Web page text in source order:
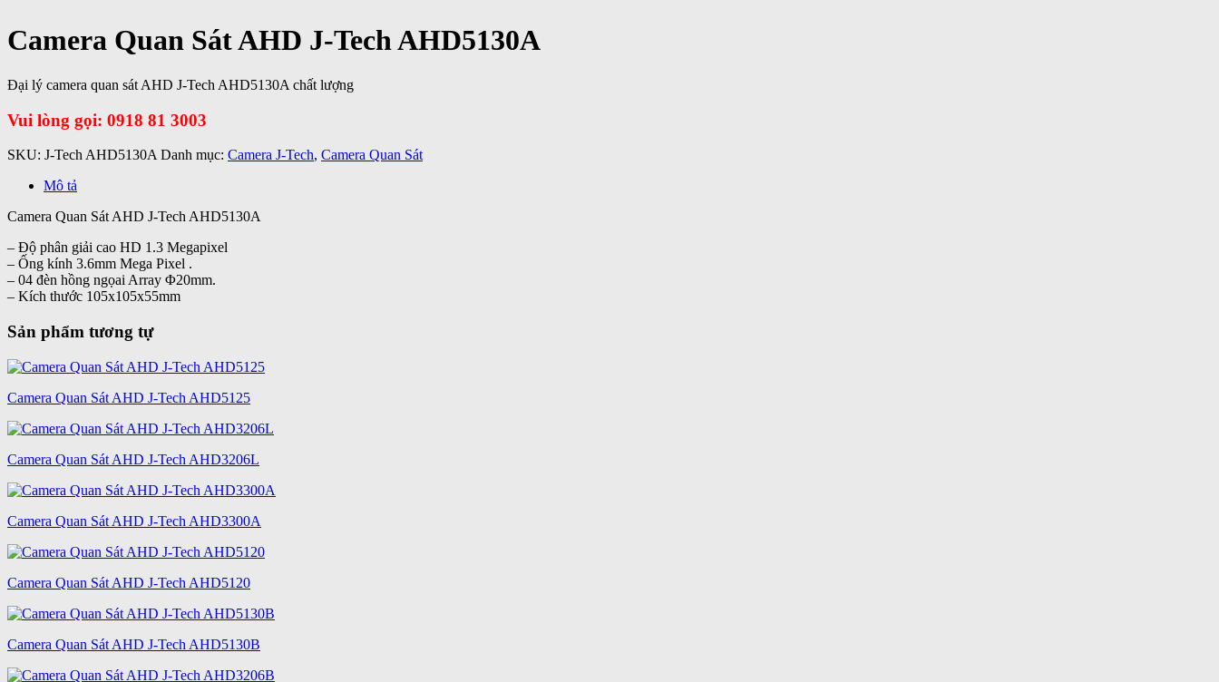
Camera Quan Sát AHD J-Tech AHD5130A
Đại lý camera quan sát AHD J-Tech AHD5130A chất lượng
Vui lòng gọi: 0918 81 3003
SKU: J-Tech AHD5130A Danh mục: Camera J-Tech, Camera Quan Sát
Mô tả
Camera Quan Sát AHD J-Tech AHD5130A
– Độ phân giải cao HD 1.3 Megapixel
– Ống kính 3.6mm Mega Pixel .
– 04 đèn hồng ngọai Array Φ20mm.
– Kích thước 105x105x55mm
Sản phẩm tương tự
Camera Quan Sát AHD J-Tech AHD5125
Camera Quan Sát AHD J-Tech AHD3206L
Camera Quan Sát AHD J-Tech AHD3300A
Camera Quan Sát AHD J-Tech AHD5120
Camera Quan Sát AHD J-Tech AHD5130B